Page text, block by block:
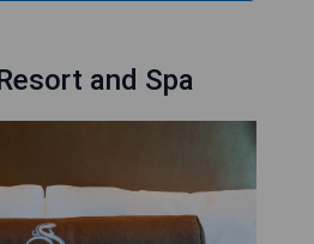
and Spa